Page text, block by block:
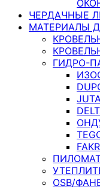
ЧЕРДАЧНЫЕ
МАТЕРИАЛЫ
ГИДРО-
JUTA
OSB/